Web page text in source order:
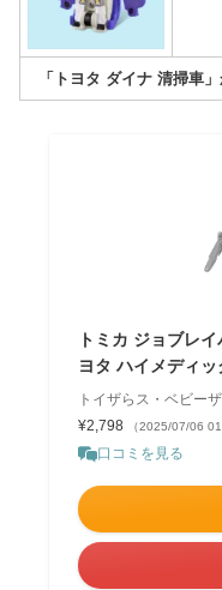
「トヨタ ダイナ 清掃車
トミカ ジョブレ
ヨタ ハイメディ
トイザらス・ベビー
¥2,798
（2025/07/06
口コミを見る